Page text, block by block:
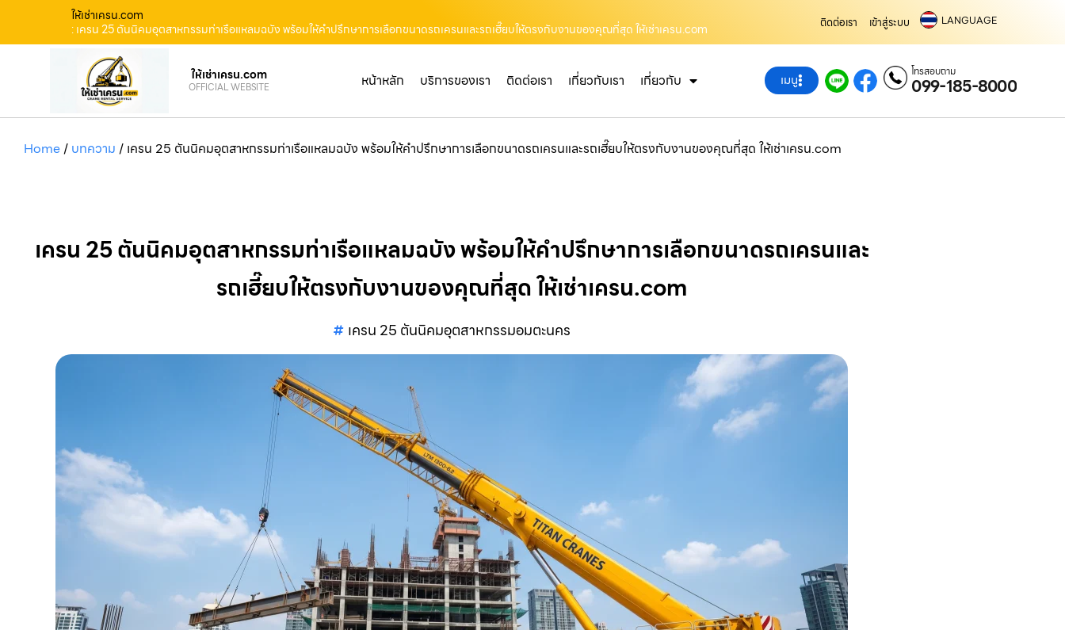
ให้เช่าเครน.com
: เครน 25 ตันนิคมอุตสาหกรรมท่าเรือแหลมฉบัง พร้อมให้คำปรึกษาการเลือกขนาดรถเครนและรถเฮี๊ยบให้ตรงกับงานของคุณที่สุด ให้เช่าเครน.com
ติดต่อเรา เข้าสู่ระบบ LANGUAGE
ให้เช่าเครน.com
OFFICIAL WEBSITE หน้าหลัก บริการของเรา ติดต่อเรา เกี่ยวกับเรา เกี่ยวกับ เมนู โทรสอบถาม
099-185-8000
Home/ บทความ / เครน 25 ตันนิคมอุตสาหกรรมท่าเรือแหลมฉบัง พร้อมให้คำปรึกษาการเลือกขนาดรถเครนและรถเฮี๊ยบให้ตรงกับงานของคุณที่สุด ให้เช่าเครน.com
เครน 25 ตันนิคมอุตสาหกรรมท่าเรือแหลมฉบัง พร้อมให้คำปรึกษาการเลือกขนาดรถเครนและ
รถเฮี๊ยบให้ตรงกับงานของคุณที่สุด ให้เช่าเครน.com
เครน 25 ตันนิคมอุตสาหกรรมอมตะนคร